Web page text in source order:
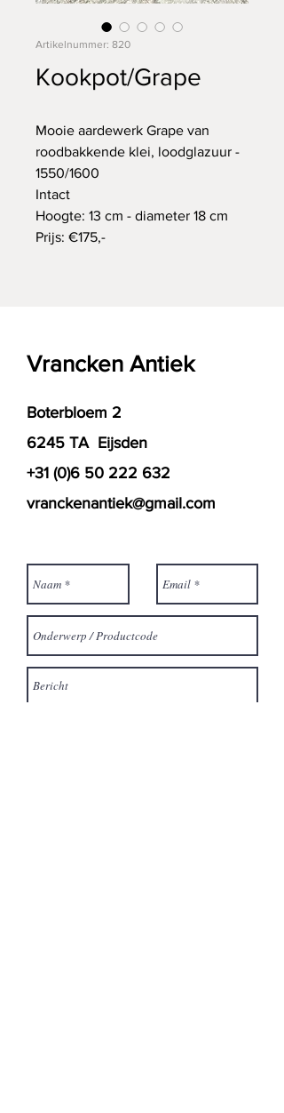
Artikelnummer: 820
Kookpot/Grape
Mooie aardewerk Grape van
roodbakkende klei, loodglazuur -
1550/1600
Intact
Hoogte: 13 cm - diameter 18 cm
Prijs: €175,-
Vrancken Antiek
Boterbloem 2
6245 TA Eijsden
+31 (0)6 50 222 632
vranckenantiek@gmail.com